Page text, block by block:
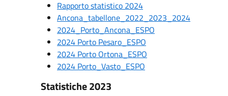
Rapporto statistico 2024
Ancona_tabellone_2022_2023_2024
2024_Porto_Ancona_ESPO
2024 Porto Pesaro_ESPO
2024 Porto Ortona_ESPO
2024 Porto_Vasto_ESPO
Statistiche 2023